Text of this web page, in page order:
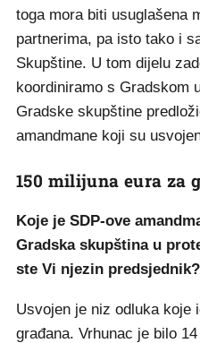
toga mora biti usuglašena
partnerima, pa isto tako i
Skupštine. U tom dijelu
koordiniramo s Gradskom
Gradske skupštine
amandmane koji su
150 milijuna eura za
Koje je SDP-ove
Gradska skupština u
ste Vi njezin predsjednik?
Usvojen je niz odluka koje
građana. Vrhunac je bilo